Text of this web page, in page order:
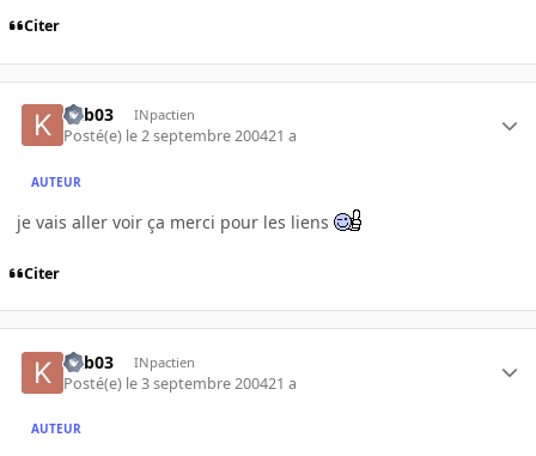
Citer
kab03 INpactien
Posté(e) le 2 septembre 200421 a
AUTEUR
je vais aller voir ça merci pour les liens
Citer
kab03 INpactien
Posté(e) le 3 septembre 200421 a
AUTEUR